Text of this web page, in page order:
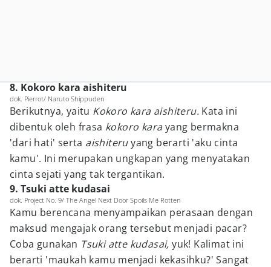
8. Kokoro kara aishiteru
dok. Pierrot/ Naruto Shippuden
Berikutnya, yaitu Kokoro kara aishiteru. Kata ini
dibentuk oleh frasa kokoro karayang bermakna
'dari hati' serta aishiteruyang berarti 'aku cinta
kamu'. Ini merupakan ungkapan yang menyatakan
cinta sejati yang tak tergantikan.
9. Tsuki atte kudasai
dok. Project No. 9/ The Angel Next Door Spoils Me Rotten
Kamu berencana menyampaikan perasaan dengan
maksud mengajak orang tersebut menjadi pacar?
Coba gunakan Tsuki atte kudasai,yuk! Kalimat ini
berarti 'maukah kamu menjadi kekasihku?' Sangat